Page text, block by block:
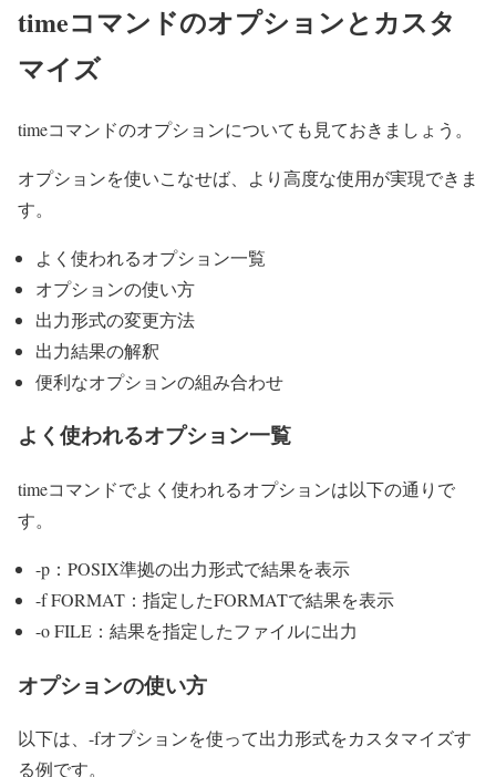
timeコマンドのオプションとカスタ
マイズ
timeコマンドのオプションについても見ておきましょう。
オプションを使いこなせば、より高度な使用が実現できま
す。
よく使われるオプション一覧
オプションの使い方
出力形式の変更方法
出力結果の解釈
便利なオプションの組み合わせ
よく使われるオプション一覧
timeコマンドでよく使われるオプションは以下の通りで
す。
-p：POSIX準拠の出力形式で結果を表示
-f FORMAT：指定したFORMATで結果を表示
-o FILE：結果を指定したファイルに出力
オプションの使い方
以下は、-fオプションを使って出力形式をカスタマイズす
る例です。